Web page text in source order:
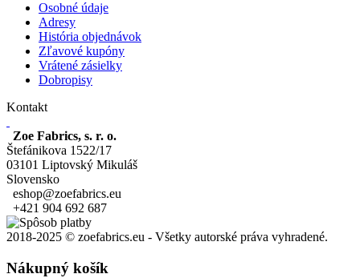
Osobné údaje
Adresy
História objednávok
Zľavové kupóny
Vrátené zásielky
Dobropisy
Kontakt
Zoe Fabrics, s. r. o.
Štefánikova 1522/17
03101 Liptovský Mikuláš
Slovensko
eshop@zoefabrics.eu
+421 904 692 687
2018-2025 © zoefabrics.eu - Všetky autorské práva vyhradené.
Nákupný košík